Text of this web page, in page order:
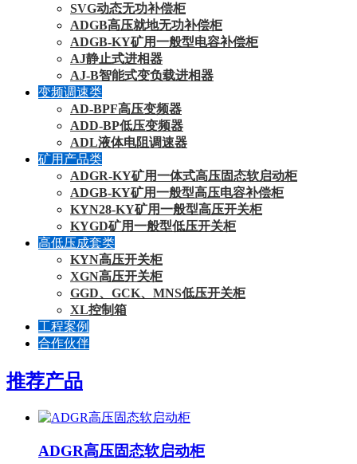
SVG动态无功补偿柜
ADGB高压就地无功补偿柜
ADGB-KY矿用一般型电容补偿柜
AJ静止式进相器
AJ-B智能式变负载进相器
变频调速类
AD-BPF高压变频器
ADD-BP低压变频器
ADL液体电阻调速器
矿用产品类
ADGR-KY矿用一体式高压固态软启动柜
ADGB-KY矿用一般型高压电容补偿柜
KYN28-KY矿用一般型高压开关柜
KYGD矿用一般型低压开关柜
高低压成套类
KYN高压开关柜
XGN高压开关柜
GGD、GCK、MNS低压开关柜
XL控制箱
工程案例
合作伙伴
推荐产品
ADGR高压固态软启动柜